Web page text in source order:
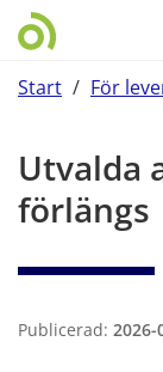
Start / För
Utvalda
förlängs
Publicerad: 2026-